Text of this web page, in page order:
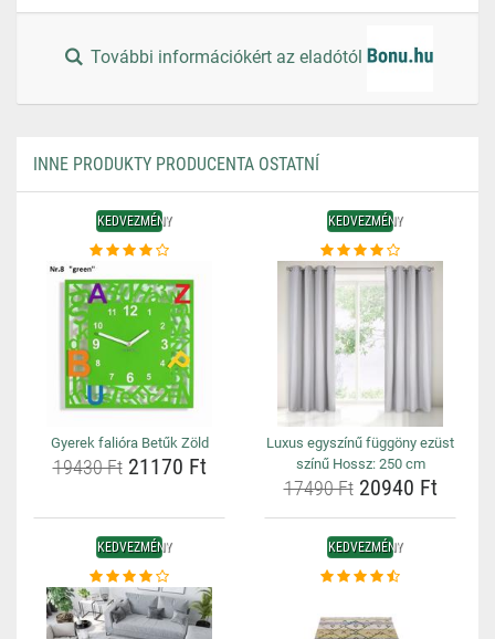
További információkért az eladótól
INNE PRODUKTY PRODUCENTA OSTATNÍ
KEDVEZMÉNY
Gyerek falióra Betűk Zöld
19430 Ft21170 Ft
KEDVEZMÉNY
Luxus egyszínű függöny ezüst
színű Hossz: 250 cm
17490 Ft20940 Ft
KEDVEZMÉNY KEDVEZMÉNY